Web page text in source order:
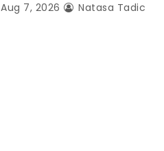
Aug 7, 2026 Natasa Tadic